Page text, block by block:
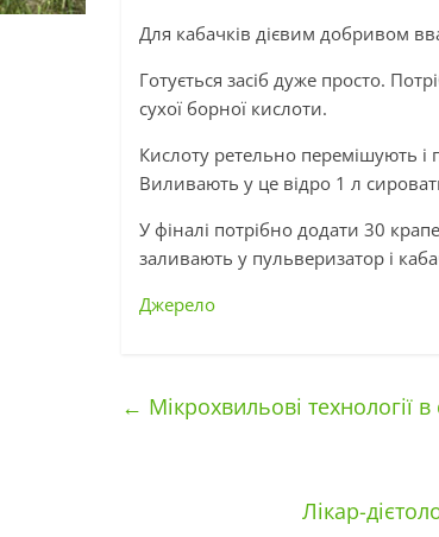
Для кабачків дієвим добривом
Готується засіб дуже просто.
сухої борної кислоти.
Кислоту ретельно перемішують і
Виливають у це відро 1 л
У фіналі потрібно додати 30
заливають у пульверизатор і
Джерело
← Мікрохвильові технології
Лікар-